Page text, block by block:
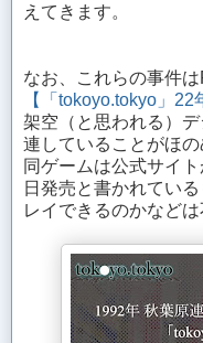
えてきます。
なお、これらの事件
【「tokoyo.tokyo」22
架空（と思われる）
連していることがほの
同ゲームは公式サイ
日発売と書かれてい
レイできるのかなどは